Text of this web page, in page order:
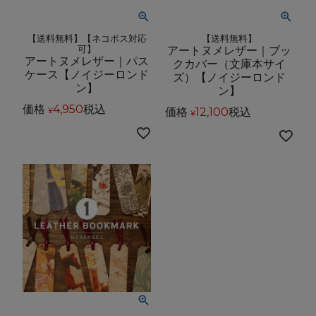
【送料無料】【ネコポス対応
可】
アートヌメレザー｜パス
ケース【ノイジーロンド
ン】
価格 ¥4,950税込
【送料無料】
アートヌメレザー｜ブッ
クカバー（文庫本サイ
ズ）【ノイジーロンド
ン】
価格 ¥12,100税込